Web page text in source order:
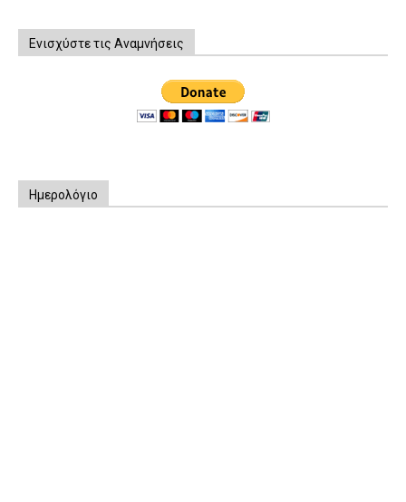
Ενισχύστε τις Αναμνήσεις
Ημερολόγιο